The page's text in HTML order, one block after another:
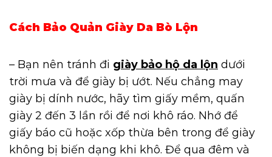
Cách Bảo Quản Giày Da Bò Lộn
– Bạn nên tránh đi giày bảo hộ da lộn dưới
trời mưa và để giày bị ướt. Nếu chẳng may
giày bị dính nước, hãy tìm giấy mềm, quấn
giày 2 đến 3 lần rồi để nơi khô ráo. Nhớ để
giấy báo cũ hoặc xốp thừa bên trong để giày
không bị biến dạng khi khô. Để qua đêm và